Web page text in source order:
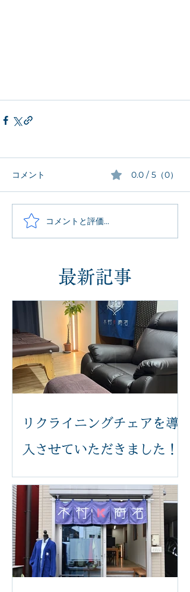
コメント 0.0 / 5（0）
コメントと評価...
最新記事
リクライニングチェアを導
入させていただきました！
いつも木村k商店をご利用いただき誠
にありがとうございます。 このたび、
足つぼ施術をより快適に受けていただ
けるよう、新しいリクライニングチェ
アを導入いたしました。 体の力が抜け
てリラックスした状態で受けていただ
くことで、より心地よく施術を受けて
いただけます。 新しいチェアは、身体